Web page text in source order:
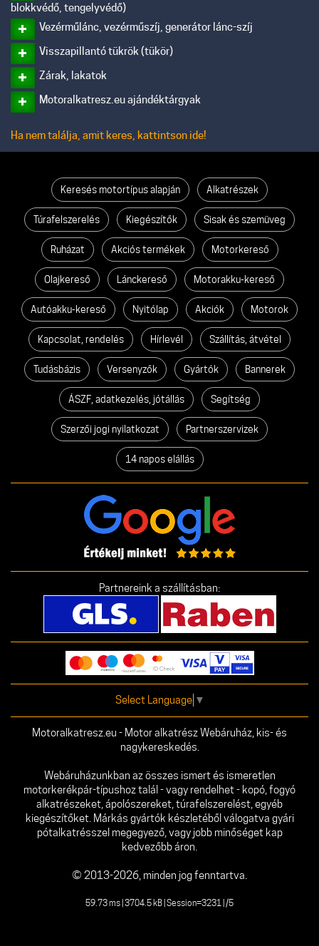
blokkvédő, tengelyvédő)
Vezérműlánc, vezérműszíj, generátor lánc-szíj
Visszapillantó tükrök (tükör)
Zárak, lakatok
Motoralkatresz.eu ajándéktárgyak
Ha nem találja, amit keres, kattintson ide!
Keresés motortípus alapján Alkatrészek
Túrafelszerelés Kiegészítők Sisak és szemüveg
Ruházat Akciós termékek Motorkereső
Olajkereső Lánckereső Motorakku-kereső
Autóakku-kereső Nyitólap Akciók Motorok
Kapcsolat, rendelés Hírlevél Szállítás, átvétel
Tudásbázis Versenyzők Gyártók Bannerek
ÁSZF, adatkezelés, jótállás Segítség
Szerzői jogi nyilatkozat Partnerszervizek
14 napos elállás
Partnereink a szállításban:
Select Language ▼
Motoralkatresz.eu - Motor alkatrész Webáruház, kis- és
nagykereskedés.
Webáruházunkban az összes ismert és ismeretlen
motorkerékpár-típushoz talál - vagy rendelhet - kopó, fogyó
alkatrészeket, ápolószereket, túrafelszerelést, egyéb
kiegészítőket. Márkás gyártók készletéből válogatva gyári
pótalkatrésszel megegyező, vagy jobb minőséget kap
kedvezőbb áron.
© 2013-2026, minden jog fenntartva.
59.73 ms | 3704.5 kB | Session=3231 | /5